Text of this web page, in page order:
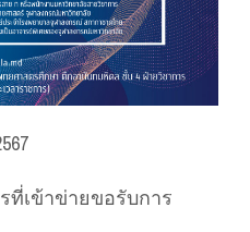
ที่เข้าข่ายขอรับการ